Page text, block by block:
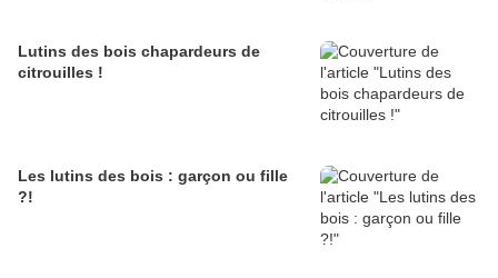
Lutins des bois chapardeurs de
citrouilles !
Les lutins des bois : garçon ou fille
?!